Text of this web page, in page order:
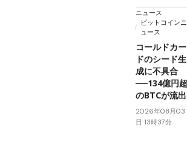
ニュース
ビットコインニ
ュース
コールドカー
ドのシード生
成に不具合
──134億円超
のBTCが流出
2026年08月03
日 13時37分